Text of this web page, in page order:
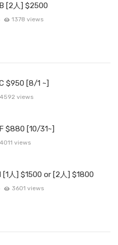
[2人] $2500
1378 views
$950 [8/1 ~]
4592 views
$880 [10/31~]
4011 views
[1人] $1500 or [2人] $1800
3601 views